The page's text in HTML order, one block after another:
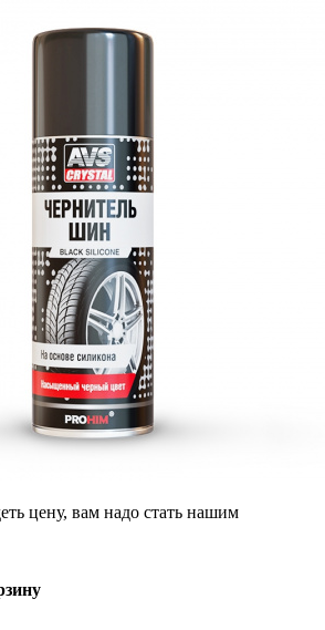
цену, вам надо стать нашим